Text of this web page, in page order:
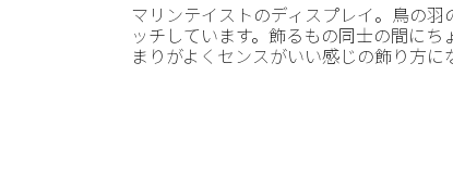
マリンテイストのディスプレイ。鳥の
ッチしています。飾るもの同士の間に
まりがよくセンスがいい感じの飾り方に